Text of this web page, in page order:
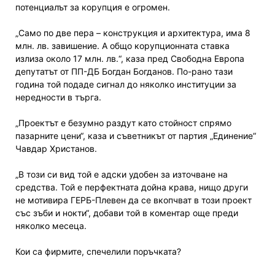
потенциалът за корупция е огромен.
„Само по две пера – конструкция и архитектура, има 8
млн. лв. завишение. А общо корупционната ставка
излиза около 17 млн. лв.“, каза пред Свободна Европа
депутатът от ПП-ДБ Богдан Богданов. По-рано тази
година той подаде сигнал до няколко институции за
нередности в търга.
„Проектът е безумно раздут като стойност спрямо
пазарните цени“, каза и съветникът от партия „Единение“
Чавдар Христанов.
„В този си вид той е адски удобен за източване на
средства. Той е перфектната дойна крава, нищо други
не мотивира ГЕРБ-Плевен да се вкопчват в този проект
със зъби и нокти“, добави той в коментар още преди
няколко месеца.
Кои са фирмите, спечелили поръчката?